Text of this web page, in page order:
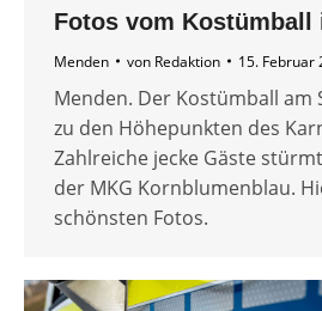
Fotos vom Kostümball
Menden von Redaktion 15. Februar
Menden. Der Kostümball am
zu den Höhepunkten des
Zahlreiche jecke Gäste
der MKG Kornblumenblau.
schönsten Fotos.